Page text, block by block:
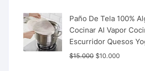
Paño De Tela 100%
Cocinar Al Vapor
Escurridor Quesos
$15.000 $10.000